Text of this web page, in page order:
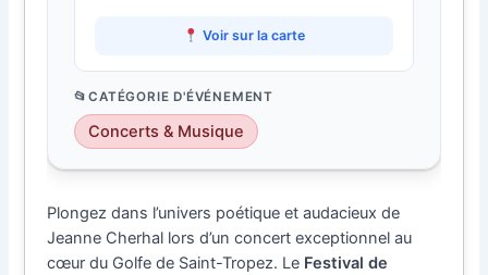
Voir sur la carte
CATÉGORIE D'ÉVÉNEMENT
Concerts & Musique
Plongez dans l’univers poétique et audacieux de
Jeanne Cherhal lors d’un concert exceptionnel au
cœur du Golfe de Saint-Tropez. Le Festival de